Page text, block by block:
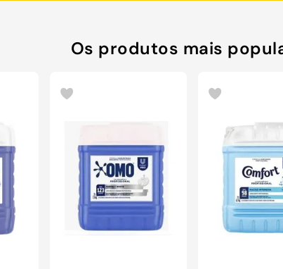
Os produtos mais